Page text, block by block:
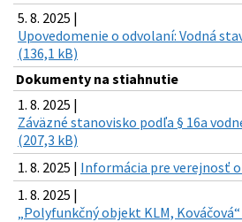
5. 8. 2025 |
Upovedomenie o odvolaní: Vodná
(136,1 kB)
Dokumenty na stiahnutie
1. 8. 2025 |
Záväzné stanovisko podľa § 16a
(207,3 kB)
1. 8. 2025 | Informácia pre verejnosť o
1. 8. 2025 |
„Polyfunkčný objekt KLM,